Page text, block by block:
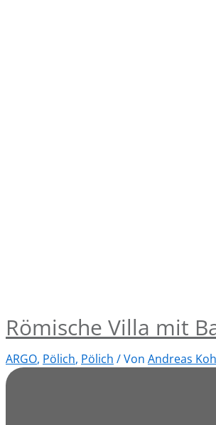
Römische Villa mit
ARGO, Pölich, Pölich / Von Andreas